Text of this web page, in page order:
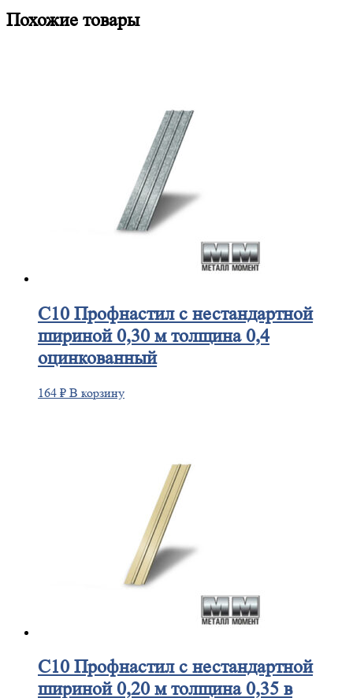
Похожие товары
С10Профнастил с нестандартной
шириной 0,30 м толщина 0,4
оцинкованный
164 ₽ В корзину
С10Профнастил с нестандартной
шириной 0,20 м толщина 0,35 в